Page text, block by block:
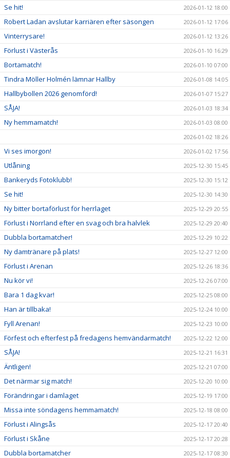
Se hit! 2026-01-12 18:00
Robert Ladan avslutar karriären efter säsongen 2026-01-12 17:06
Vinterrysare! 2026-01-12 13:26
Förlust i Västerås 2026-01-10 16:29
Bortamatch! 2026-01-10 07:00
Tindra Möller Holmén lämnar Hallby 2026-01-08 14:05
Hallbybollen 2026 genomförd! 2026-01-07 15:27
SÅJA! 2026-01-03 18:34
Ny hemmamatch!
2026-01-03 08:00
2026-01-02 18:26
Vi ses imorgon! 2026-01-02 17:56
Utlåning 2025-12-30 15:45
Bankeryds Fotoklubb! 2025-12-30 15:12
Se hit! 2025-12-30 14:30
Ny bitter bortaförlust för herrlaget 2025-12-29 20:55
Förlust i Norrland efter en svag och bra halvlek 2025-12-29 20:40
Dubbla bortamatcher! 2025-12-29 10:22
Ny damtränare på plats! 2025-12-27 12:00
Förlust i Arenan 2025-12-26 18:36
Nu kör vi! 2025-12-26 07:00
Bara 1 dag kvar! 2025-12-25 08:00
Han är tillbaka! 2025-12-24 10:00
Fyll Arenan! 2025-12-23 10:00
Förfest och efterfest på fredagens hemvändarmatch! 2025-12-22 12:00
SÅJA! 2025-12-21 16:31
Äntligen! 2025-12-21 07:00
Det närmar sig match! 2025-12-20 10:00
Förändringar i damlaget 2025-12-19 17:00
Missa inte söndagens hemmamatch! 2025-12-18 08:00
Förlust i Alingsås 2025-12-17 20:40
Förlust i Skåne 2025-12-17 20:28
Dubbla bortamatcher 2025-12-17 08:30